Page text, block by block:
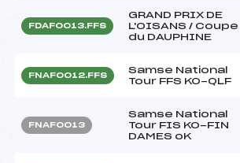
FDAF0013.FFS
GRAND PRIX DE
L'OISANS / Coupe
du DAUPHINE
FNAF0012.FFS
Samse National
Tour FFS KO-QLF
FNAF0013
Samse National
Tour FIS KO-FIN
DAMES oK